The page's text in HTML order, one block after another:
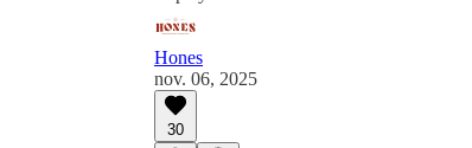
Hones
nov. 06, 2025
30